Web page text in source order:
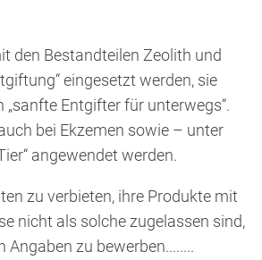
den Bestandteilen Zeolith und
eingesetzt werden, sie
„sanfte Entgifter für unterwegs“.
bei Ekzemen sowie – unter
angewendet werden.
zu verbieten, ihre Produkte mit
nicht als solche zugelassen sind,
zu bewerben........